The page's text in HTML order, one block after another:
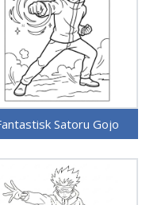
Satoru Gojo